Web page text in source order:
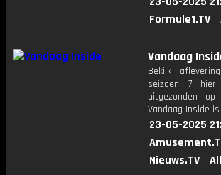
Formule1.TV
Vandaag
Bekijk
seizoen 7
uitgezonden
Vandaag Inside
23-05-2025
Nieuws.TV